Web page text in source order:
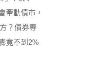
牽動債市，
？債券專
竟不到2%